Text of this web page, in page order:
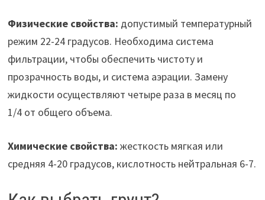
Физические свойства: допустимый температурный
режим 22-24 градусов. Необходима система
фильтрации, чтобы обеспечить чистоту и
прозрачность воды, и система аэрации. Замену
жидкости осуществляют четыре раза в месяц по
1/4 от общего объема.
Химические свойства: жесткость мягкая или
средняя 4-20 градусов, кислотность нейтральная 6-7.